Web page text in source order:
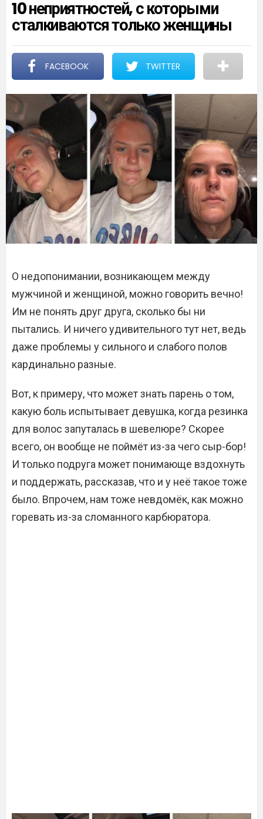
10 неприятностей, с которыми
сталкиваются только женщины
FACEBOOK TWITTER
О недопонимании, возникающем между
мужчиной и женщиной, можно говорить вечно!
Им не понять друг друга, сколько бы ни
пытались. И ничего удивительного тут нет, ведь
даже проблемы у сильного и слабого полов
кардинально разные.
Вот, к примеру, что может знать парень о том,
какую боль испытывает девушка, когда резинка
для волос запуталась в шевелюре? Скорее
всего, он вообще не поймёт из-за чего сыр-бор!
И только подруга может понимающе вздохнуть
и поддержать, рассказав, что и у неё такое тоже
было. Впрочем, нам тоже невдомёк, как можно
горевать из-за сломанного карбюратора.